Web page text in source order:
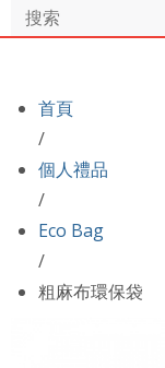
首頁
/
個人禮品
/
Eco Bag
/
粗麻布環保袋